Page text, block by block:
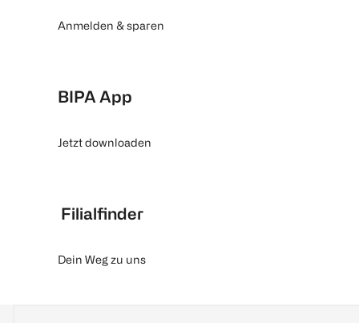
Anmelden & sparen
BIPA App
Jetzt downloaden
Filialfinder
Dein Weg zu uns